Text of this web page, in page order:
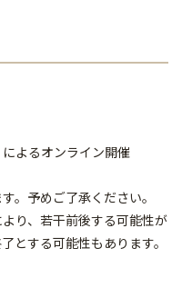
よるオンライン開催
。予めご了承ください。
り、若干前後する可能性が
とする可能性もあります。